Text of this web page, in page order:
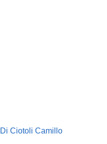
Ciotoli Camillo